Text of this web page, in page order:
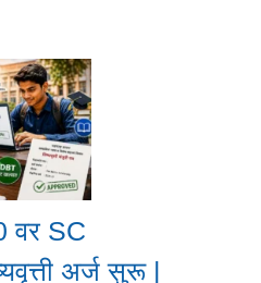
वर SC
अर्ज सुरू |